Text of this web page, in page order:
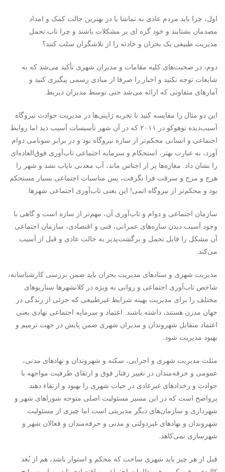
اول، چرا باید مردم عادی به تماشا یا در بهترین حالت کمک و امداد
مصدمان بشتابند و خود گره ای بر مشکلات باشند و چرا تاب تحمل
مدیریت طبیعی یک بحران و حادثه را از تلاشگران سلب کنند؟
دوم، در صحبت‌های کلیه مقامات و مدیران شهری تأکید می‌شد که به
شایعات توجه نکنید و اخبار را صرفا از مبادی رسمی پیگیری کنید و
آمارهای متفاوتی که ارائه می‌شد حتی توسط مدیران ذیربط.
این دو مثال را مقایسه کنید با تجربه ژاپنی‌ها در مدیریت حوادث نیروگاه
آسیب‌دیده توهوکو در ۲۰۱۱ که در آن شهر تأسیسات آسیب دید اما روابط
اجتماعی و انسانی محکم‌تر از سازه نیروگاه بود و در برابر سونامی دوام
آورد، به عبارت بهتر، استحکام و سرمایه اجتماعی تاب‌آوری فوق‌العاده‌ای
را نشان داد. مغازه‌ها پر از اجناس ماند، آب معدنی نایاب نشد و شهر را
هرج و مرج و سرقت فرا نگرفت، پس مناسبات اجتماعی بسیار مستحکم
بود و محکم‌تر از نیروگاه اتمی! این یعنی تاب‌آوری اجتماعی شهرها.
سازمان اجتماعی و دوام و تاب‌آوری آن، مهم‌تر از سازه است و گاهی با
وجود آسیب دیدن سازه‌های عمرانی، فنی و اقتصادی، سازمان اجتماعی
آن مشکل را قابل تحمل و برگشت‌پذیر به حالت عادی و قبل از آسیب
می‌کند.
مدیریت شهری و ستادهای مدیریت بحران باید ضمن بررسی کارشناسانه،
شاخص تاب‌آوری اجتماعی و روانی به ویژه در کلانشهرها سناریوهای
مختلف را برای مدیریت بهینه شرایط غیرطبیعی که جزئی از زندگی در
جهان مدرن هستند، داشته باشند. اعتماد و سرمایه اجتماعی نهادی یعنی
اعتماد متقایل شهروندان و مدیران شهری ضمن پایش در جهت ترمیم و
بهبود مدیریت شود.
مثلث مدیریت شهری و اجرایی، سکنه و شهروندان و نهادهای مدنی،
عمومی و حرفه‌مندان در تغییر رفتار فوق و ارتقای ظرفیت مواجهه با
حوادث و رخدادهای غیرعادی در حیات شهری را بهبود و ارتقاء‌ دهند.
پرواضح است که در این مسیر مسئولیت اصلی متوجه شوراهای شهر و
شهرداری و سازمان‌های دیگر مدیریتی است اما چیزی از مسئولیت
شهروندان و نهادهای غیردولتی و مدنی و حرفه‌مندان و فعالان شهر و
شهرسازی نمی‌کاهد.
قبل از هر چیز باید شهری ساخت که محکم و استوار باشد، هم از بُعد